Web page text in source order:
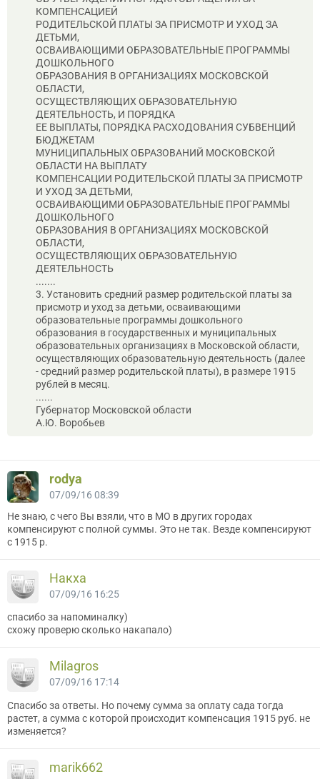
КОМПЕНСАЦИЕЙ
РОДИТЕЛЬСКОЙ ПЛАТЫ ЗА ПРИСМОТР И УХОД ЗА
ДЕТЬМИ,
ОСВАИВАЮЩИМИ ОБРАЗОВАТЕЛЬНЫЕ ПРОГРАММЫ
ДОШКОЛЬНОГО
ОБРАЗОВАНИЯ В ОРГАНИЗАЦИЯХ МОСКОВСКОЙ
ОБЛАСТИ,
ОСУЩЕСТВЛЯЮЩИХ ОБРАЗОВАТЕЛЬНУЮ
ДЕЯТЕЛЬНОСТЬ, И ПОРЯДКА
ЕЕ ВЫПЛАТЫ, ПОРЯДКА РАСХОДОВАНИЯ СУБВЕНЦИЙ
БЮДЖЕТАМ
МУНИЦИПАЛЬНЫХ ОБРАЗОВАНИЙ МОСКОВСКОЙ
ОБЛАСТИ НА ВЫПЛАТУ
КОМПЕНСАЦИИ РОДИТЕЛЬСКОЙ ПЛАТЫ ЗА ПРИСМОТР
И УХОД ЗА ДЕТЬМИ,
ОСВАИВАЮЩИМИ ОБРАЗОВАТЕЛЬНЫЕ ПРОГРАММЫ
ДОШКОЛЬНОГО
ОБРАЗОВАНИЯ В ОРГАНИЗАЦИЯХ МОСКОВСКОЙ
ОБЛАСТИ,
ОСУЩЕСТВЛЯЮЩИХ ОБРАЗОВАТЕЛЬНУЮ
ДЕЯТЕЛЬНОСТЬ
.......
3. Установить средний размер родительской платы за
присмотр и уход за детьми, осваивающими
образовательные программы дошкольного
образования в государственных и муниципальных
образовательных организациях в Московской области,
осуществляющих образовательную деятельность (далее
- средний размер родительской платы), в размере 1915
рублей в месяц.
......
Губернатор Московской области
А.Ю. Воробьев
rodya
07/09/16 08:39
Не знаю, с чего Вы взяли, что в МО в других городах
компенсируют с полной суммы. Это не так. Везде компенсируют
с 1915 р.
Накха
07/09/16 16:25
спасибо за напоминалку)
схожу проверю сколько накапало)
Milagros
07/09/16 17:14
Спасибо за ответы. Но почему сумма за оплату сада тогда
растет, а сумма с которой происходит компенсация 1915 руб. не
изменяется?
marik662